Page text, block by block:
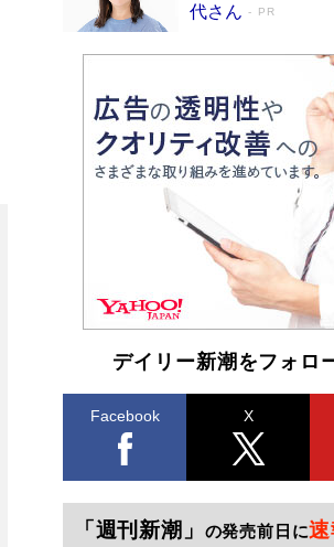
代さん
PR
デイリー新潮をフォロ
Facebook X
「週刊新潮」 の発売前日に